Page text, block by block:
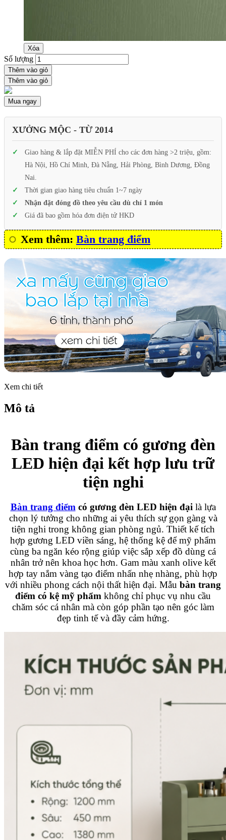
Xóa
Số lượng
Thêm vào giỏ
Thêm vào giỏ
Mua ngay
XƯỞNG MỘC - TỪ 2014
Giao hàng & lắp đặt MIỄN PHÍ cho các đơn hàng >2 triệu, gồm:
Hà Nội, Hồ Chí Minh, Đà Nẵng, Hải Phòng, Bình Dương, Đồng
Nai.
Thời gian giao hàng tiêu chuẩn 1~7 ngày
Nhận đặt đóng đồ theo yêu cầu dù chỉ 1 món
Giá đã bao gồm hóa đơn điện tử HKD
Xem thêm: Bàn trang điểm
Xem chi tiết
Mô tả
Bàn trang điểm có gương đèn
LED hiện đại kết hợp lưu trữ
tiện nghi
Bàn trang điểm có gương đèn LED hiện đại là lựa
chọn lý tưởng cho những ai yêu thích sự gọn gàng và
tiện nghi trong không gian phòng ngủ. Thiết kế tích
hợp gương LED viền sáng, hệ thống kệ để mỹ phẩm
cùng ba ngăn kéo rộng giúp việc sắp xếp đồ dùng cá
nhân trở nên khoa học hơn. Gam màu xanh olive kết
hợp tay nắm vàng tạo điểm nhấn nhẹ nhàng, phù hợp
với nhiều phong cách nội thất hiện đại. Mẫu bàn trang
điểm có kệ mỹ phẩm không chỉ phục vụ nhu cầu
chăm sóc cá nhân mà còn góp phần tạo nên góc làm
đẹp tinh tế và đầy cảm hứng.